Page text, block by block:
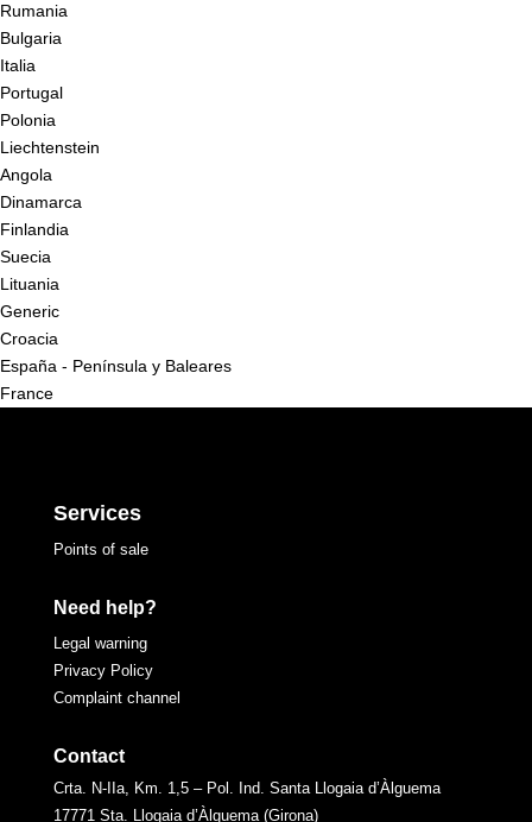
Rumania
Bulgaria
Italia
Portugal
Polonia
Liechtenstein
Angola
Dinamarca
Finlandia
Suecia
Lituania
Generic
Croacia
España - Península y Baleares
France
Services
Points of sale
Need help?
Legal warning
Privacy Policy
Complaint channel
Contact
Crta. N-IIa, Km. 1,5 – Pol. Ind. Santa Llogaia d’Àlguema
17771 Sta. Llogaia d’Àlguema (Girona)